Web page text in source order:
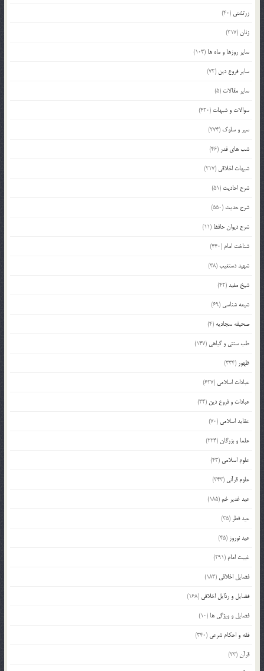
زرتشتی (40)
زنان(317)
سایر روزها و ماه ها (103)
سایر فروع دین (72)
سایر مقالات (5)
سوالات و شبهات (420)
سیر و سلوک (274)
شب های قدر (46)
شبهات اخلاقی (217)
شرح احادیث (51)
شرح حدیث (550)
شرح دیوان حافظ (11)
شناخت امام (440)
شهید دستغیب(38)
شیخ مفید(42)
شیعه شناسی (69)
صحیفه سجادیه (4)
طب سنتی و گیاهی (147)
ظهور (334)
عبادات اسلامی (627)
عبادات و فروع دین (34)
عقاید اسلامی (70)
علما و بزرگان(224)
علوم اسلامی (43)
علوم قرآنی (343)
عید غدیر خم(185)
عید فطر (35)
عید نوروز (45)
غیبت امام (291)
فضایل اخلاقی (183)
فضایل و رذایل اخلاقی (168)
فضایل و ویژگی ها (10)
فقه و احکام شرعی (340)
قرآن(23)